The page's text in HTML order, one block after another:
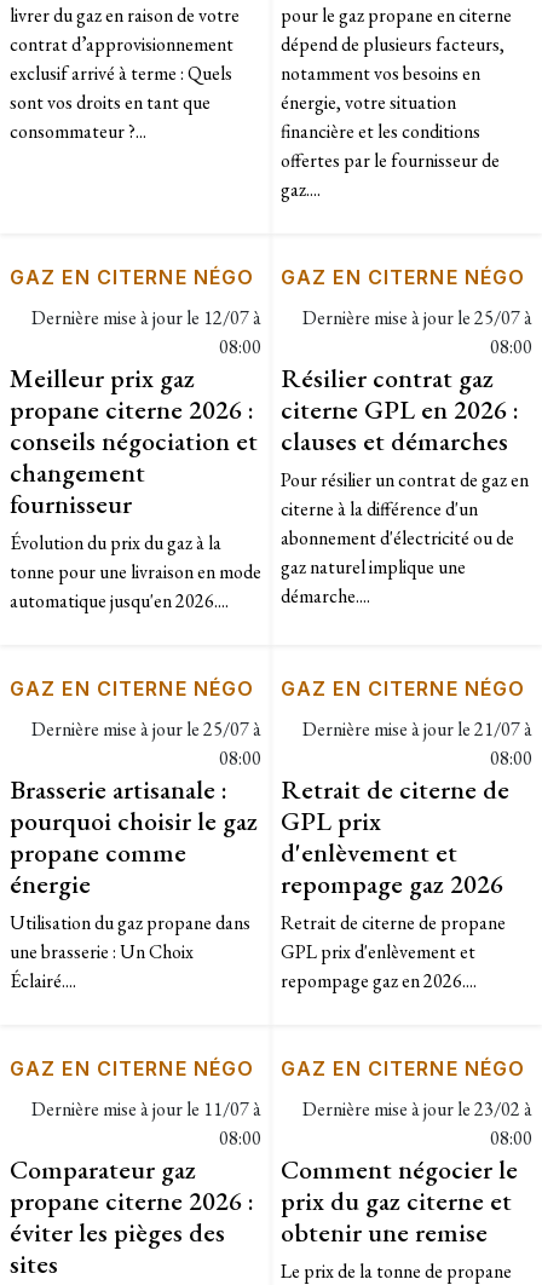
livrer du gaz en raison de votre
contrat d’approvisionnement
exclusif arrivé à terme : Quels
sont vos droits en tant que
consommateur ?...
pour le gaz propane en citerne
dépend de plusieurs facteurs,
notamment vos besoins en
énergie, votre situation
financière et les conditions
offertes par le fournisseur de
gaz....
GAZ EN CITERNE NÉGO
Dernière mise à jour le 12/07 à
08:00
Meilleur prix gaz
propane citerne 2026 :
conseils négociation et
changement
fournisseur
Évolution du prix du gaz à la
tonne pour une livraison en mode
automatique jusqu'en 2026....
GAZ EN CITERNE NÉGO
Dernière mise à jour le25/07 à
08:00
Résilier contrat gaz
citerne GPL en 2026 :
clauses et démarches
Pour résilier un contrat de gaz en
citerne à la différence d'un
abonnement d'électricité ou de
gaz naturel implique une
démarche....
GAZ EN CITERNE NÉGO
Dernière mise à jour le25/07 à
08:00
Brasserie artisanale :
pourquoi choisir le gaz
propane comme
énergie
Utilisation du gaz propane dans
une brasserie : Un Choix
Éclairé....
GAZ EN CITERNE NÉGO
Dernière mise à jour le21/07 à
08:00
Retrait de citerne de
GPL prix
d'enlèvement et
repompage gaz 2026
Retrait de citerne de propane
GPL prix d'enlèvement et
repompage gaz en 2026....
GAZ EN CITERNE NÉGO
Dernière mise à jour le 11/07 à
08:00
Comparateur gaz
propane citerne 2026 :
éviter les pièges des
sites
GAZ EN CITERNE NÉGO
Dernière mise à jour le23/02 à
08:00
Comment négocier le
prix du gaz citerne et
obtenir une remise
Le prix de la tonne de propane